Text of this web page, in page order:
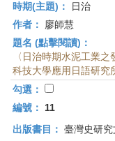
時期(主題)：
日治
作者：
廖師慧
題名 (點擊閱讀)：
〈日治時期水泥工業
科技大學應用日語研究
勾選：
編號：
11
出版書目： 臺灣史研